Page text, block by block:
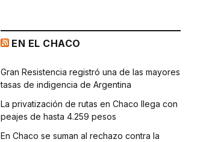
EN EL CHACO
Gran Resistencia registró una de las mayores
tasas de indigencia de Argentina
La privatización de rutas en Chaco llega con
peajes de hasta 4.259 pesos
En Chaco se suman al rechazo contra la